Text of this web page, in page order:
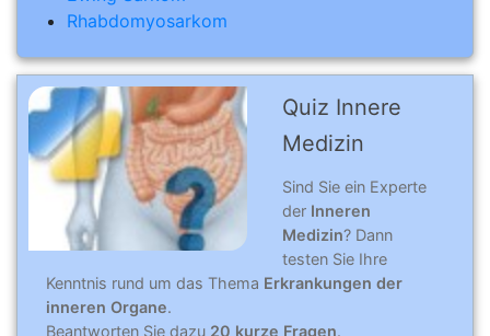
Rhabdomyosarkom
Quiz Innere
Medizin
Sind Sie ein Experte
der Inneren
Medizin? Dann
testen Sie Ihre
Kenntnis rund um das Thema Erkrankungen der
inneren Organe.
Beantworten Sie dazu 20 kurze Fragen.